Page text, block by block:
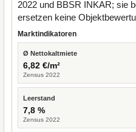
2022 und BBSR INKAR; sie
ersetzen keine
Marktindikatoren
Ø Nettokaltmiete
6,82 €/m²
Zensus 2022
Leerstand
7,8 %
Zensus 2022